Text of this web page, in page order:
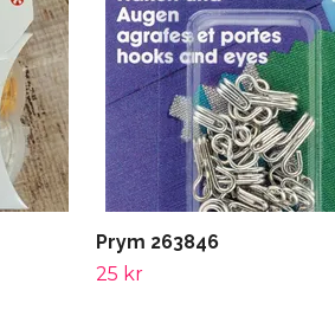
Prym 263846
25 kr